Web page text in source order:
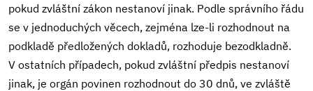
pokud zvláštní zákon nestanoví jinak. Podle správního řádu
se v jednoduchých věcech, zejména lze-li rozhodnout na
podkladě předložených dokladů, rozhoduje bezodkladně.
V ostatních případech, pokud zvláštní předpis nestanoví
jinak, je orgán povinen rozhodnout do 30 dnů, ve zvláště